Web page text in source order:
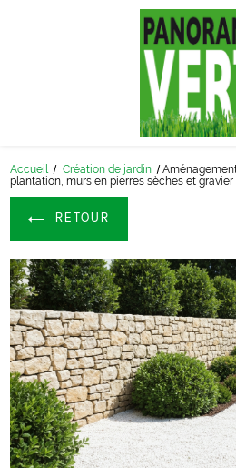
Accueil Création de jardin
plantation, murs en pierres sèches et gravier
RETOUR
Panneau de gestion des cookies